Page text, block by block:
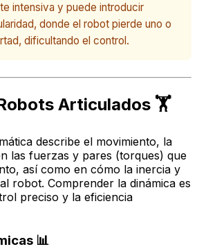
intensiva y puede introducir
donde el robot pierde uno o
dificultando el control.
Articulados 🏋️
describe el movimiento, la
las fuerzas y pares (torques) que
así como en cómo la inercia y
robot. Comprender la dinámica es
preciso y la eficiencia
📊